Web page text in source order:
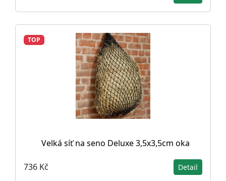
TOP
Velká síť na seno Deluxe 3,5x3,5cm oka
736 Kč Detail